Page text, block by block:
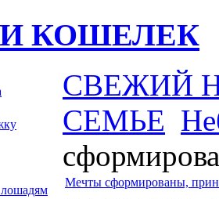
КОШЕЛЕК
СВЕЖИЙ
СЕМЬЕ
Мечты сформированы,